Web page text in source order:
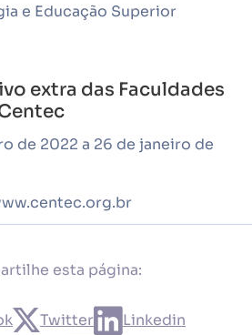
e Educação Superior
extra das Faculdades
de 2022 a 26 de janeiro de
esta página:
Twitter
Linkedin